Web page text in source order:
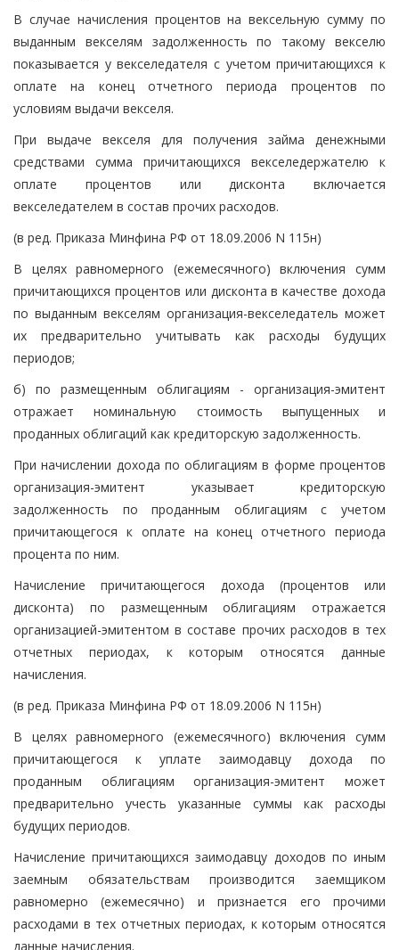
В случае начисления процентов на вексельную сумму по
выданным векселям задолженность по такому векселю
показывается у векселедателя с учетом причитающихся к
оплате на конец отчетного периода процентов по
условиям выдачи векселя.
При выдаче векселя для получения займа денежными
средствами сумма причитающихся векселедержателю к
оплате процентов или дисконта включается
векселедателем в состав прочих расходов.
(в ред. Приказа Минфина РФ от 18.09.2006 N 115н)
В целях равномерного (ежемесячного) включения сумм
причитающихся процентов или дисконта в качестве дохода
по выданным векселям организация-векселедатель может
их предварительно учитывать как расходы будущих
периодов;
б) по размещенным облигациям - организация-эмитент
отражает номинальную стоимость выпущенных и
проданных облигаций как кредиторскую задолженность.
При начислении дохода по облигациям в форме процентов
организация-эмитент указывает кредиторскую
задолженность по проданным облигациям с учетом
причитающегося к оплате на конец отчетного периода
процента по ним.
Начисление причитающегося дохода (процентов или
дисконта) по размещенным облигациям отражается
организацией-эмитентом в составе прочих расходов в тех
отчетных периодах, к которым относятся данные
начисления.
(в ред. Приказа Минфина РФ от 18.09.2006 N 115н)
В целях равномерного (ежемесячного) включения сумм
причитающегося к уплате заимодавцу дохода по
проданным облигациям организация-эмитент может
предварительно учесть указанные суммы как расходы
будущих периодов.
Начисление причитающихся заимодавцу доходов по иным
заемным обязательствам производится заемщиком
равномерно (ежемесячно) и признается его прочими
расходами в тех отчетных периодах, к которым относятся
данные начисления.